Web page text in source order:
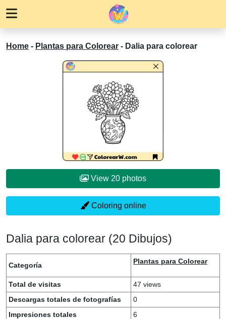
Home - Plantas para Colorear - Dalia para colorear
View 20 photos
Coloring online
Dalia para colorear (20 Dibujos)
Categoría Plantas para Colorear
Total de visitas
47 views
Descargas totales de fotografías
0
Impresiones totales
6